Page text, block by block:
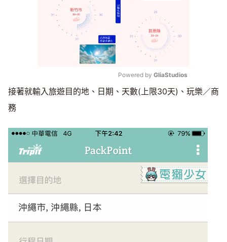
Mute
Powered by GliaStudios
接著就輸入旅遊目的地、日期、天數(上限30天)、玩樂／商
務